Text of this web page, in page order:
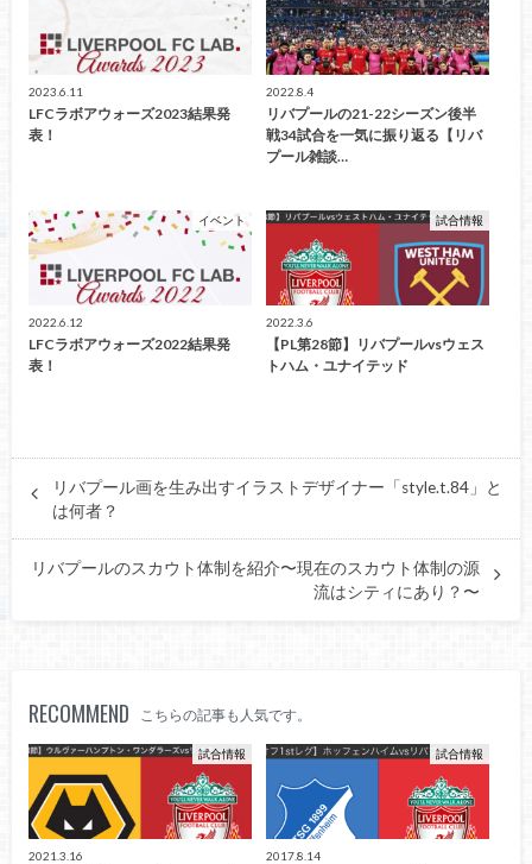
2023.6.11
LFCラボアウォーズ2023結果発
表！
2022.8.4
リバプールの21-22シーズン後半
戦34試合を一気に振り返る【リバ
プール雑談…
イベント
2022.6.12
LFCラボアウォーズ2022結果発
表！
試合情報
2022.3.6
【PL第28節】リバプールvsウェス
トハム・ユナイテッド
リバプール画を生み出すイラストデザイナー「style.t.84」と
は何者？
リバプールのスカウト体制を紹介〜現在のスカウト体制の源
流はシティにあり？〜
RECOMMEND こちらの記事も人気です。
試合情報
2021.3.16
試合情報
2017.8.14